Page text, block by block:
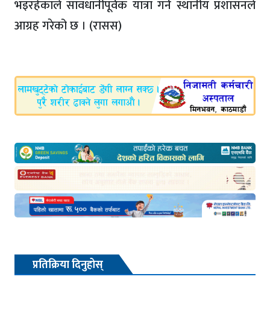
भइरहेकाले सावधानीपूर्वक यात्रा गर्न स्थानीय प्रशासनले
आग्रह गरेको छ । (रासस)
प्रतिक्रिया दिनुहोस्